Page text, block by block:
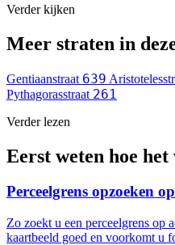
Verder kijken
Meer straten in
Gentiaanstraat 639
Pythagorasstraat 261
Verder lezen
Eerst weten hoe
Perceelgrens opzoeken
Zo zoekt u een perceelgrens op
kaartbeeld goed en voorkomt u